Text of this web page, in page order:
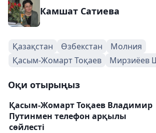
Камшат Сатиева
Қазақстан Өзбекстан
Молния
Қасым-Жомарт Тоқаев
Мирзиёев
Оқи отырыңыз
Қасым-Жомарт Тоқаев Владимир
Путинмен телефон арқылы
сөйлесті